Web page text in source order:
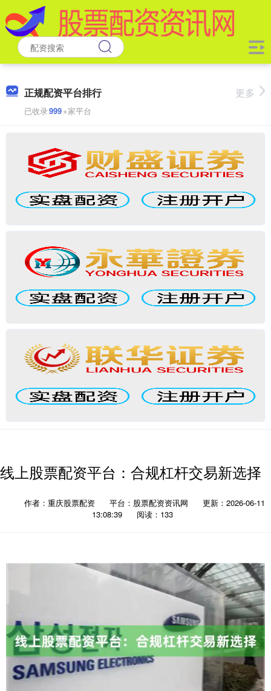
正规配资平台排行
已收录999+家平台
更多
线上股票配资平台：合规杠杆交易新选择
作者：重庆股票配资 平台：股票配资资讯网
更新：2026-06-11
13:08:39
阅读：133